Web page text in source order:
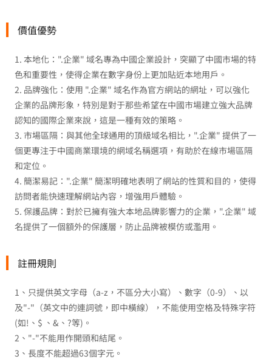
價值優勢
1. 本地化：".企業" 域名專為中國企業設計，突顯了中國市場的特
色和重要性，使得企業在數字身份上更加貼近本地用戶。
2. 品牌強化：使用 ".企業" 域名作為官方網站的網址，可以強化
企業的品牌形象，特別是對于那些希望在中國市場建立強大品牌
認知的國際企業來說，這是一種有效的策略。
3. 市場區隔：與其他全球通用的頂級域名相比，".企業" 提供了一
個更專注于中國商業環境的網域名稱選項，有助於在線市場區隔
和定位。
4. 簡潔易記：".企業" 簡潔明確地表明了網站的性質和目的，使得
訪問者能快速理解網站內容，增強用戶體驗。
5. 保護品牌：對於已擁有強大本地品牌影響力的企業，".企業" 域
名提供了一個額外的保護層，防止品牌被模仿或濫用。
註冊規則
1、只提供英文字母（a-z，不區分大小寫）、數字（0-9）、以
及"-"（英文中的連詞號，即中橫線），不能使用空格及特殊字符
(如!、$ 、&、?等)。
2、"-"不能用作開頭和結尾。
3、長度不能超過63個字元。